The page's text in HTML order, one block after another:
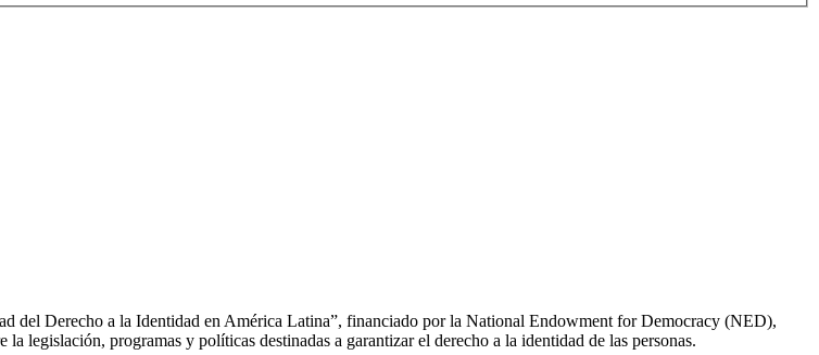
del Derecho a la Identidad en América Latina”, financiado por la National Endowment for Democracy (NED),
legislación, programas y políticas destinadas a garantizar el derecho a la identidad de las personas.